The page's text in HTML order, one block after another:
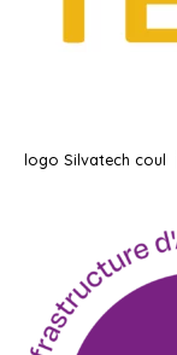
logo Silvatech coul